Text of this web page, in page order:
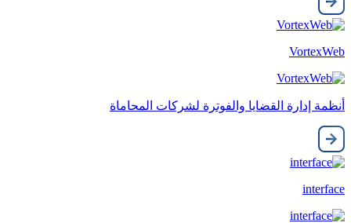
VortexWeb
أنظمة إدارة القضايا والفوترة لشركات المحاماة
interface